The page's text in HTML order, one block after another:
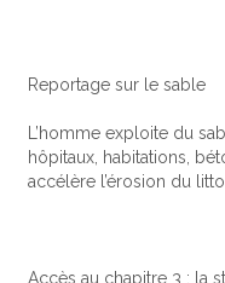
Reportage sur le sable
L’homme exploite du
hôpitaux, habitations,
accélère l’érosion du
Accès au chapitre 3 : la